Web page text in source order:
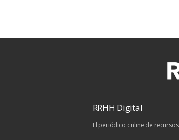
RRHH Digital
El periódico online de